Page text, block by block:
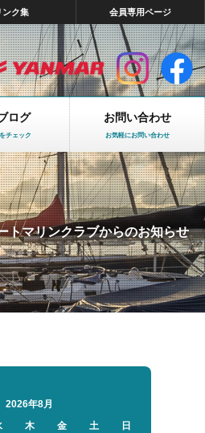
ンク集 会員専用ページ
ログ
チェック
お問い合わせ
お気軽にお問い合わせ
トマリンクラブからのお知らせ
2026年8月
木 金 土
日